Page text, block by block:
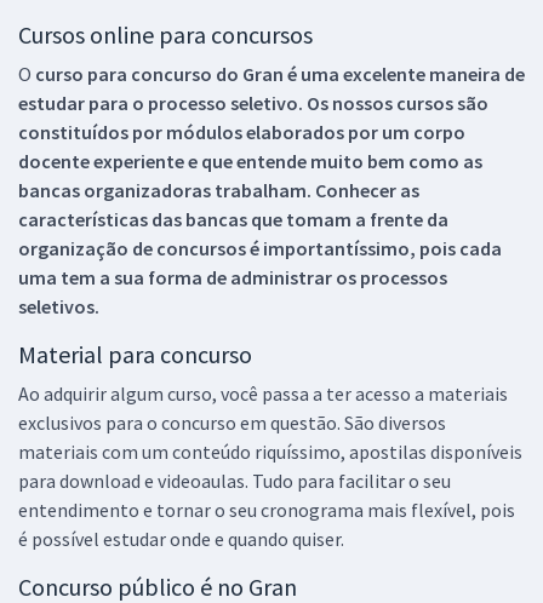
Cursos online para concursos
O curso para concurso do Gran é uma excelente maneira de
estudar para o processo seletivo. Os nossos cursos são
constituídos por módulos elaborados por um corpo
docente experiente e que entende muito bem como as
bancas organizadoras trabalham. Conhecer as
características das bancas que tomam a frente da
organização de concursos é importantíssimo, pois cada
uma tem a sua forma de administrar os processos
seletivos.
Material para concurso
Ao adquirir algum curso, você passa a ter acesso a materiais
exclusivos para o concurso em questão. São diversos
materiais com um conteúdo riquíssimo, apostilas disponíveis
para download e videoaulas. Tudo para facilitar o seu
entendimento e tornar o seu cronograma mais flexível, pois
é possível estudar onde e quando quiser.
Concurso público é no Gran